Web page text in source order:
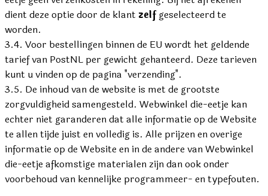
dient deze optie door de klant zelfgeselecteerd te
worden.
3.4. Voor bestellingen binnen de EU wordt het geldende
tarief van PostNL per gewicht gehanteerd. Deze tarieven
kunt u vinden op de pagina "verzending".
3.5. De inhoud van de website is met de grootste
zorgvuldigheid samengesteld. Webwinkel die-eetje kan
echter niet garanderen dat alle informatie op de Website
te allen tijde juist en volledig is. Alle prijzen en overige
informatie op de Website en in de andere van Webwinkel
die-eetje afkomstige materialen zijn dan ook onder
voorbehoud van kennelijke programmeer- en typefouten.